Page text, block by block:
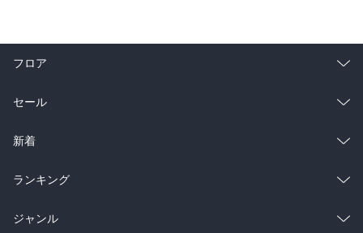
フロア
総合
ラノベ
雑誌・グラビア
BL・TL
セール
総合
ラノベ
雑誌・グラビア
新着
総合
ラノベ
ランキング
総合
ジャンル